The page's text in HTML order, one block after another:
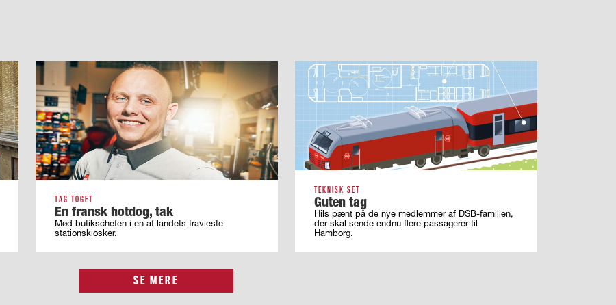
TAG TOGET
En fransk hotdog, tak
Mød butikschefen i en af landets travleste
stationskiosker.
TEKNISK SET
Guten tag
Hils pænt på de nye medlemmer af DSB-familien,
der skal sende endnu flere passagerer til
Hamborg.
SE MERE